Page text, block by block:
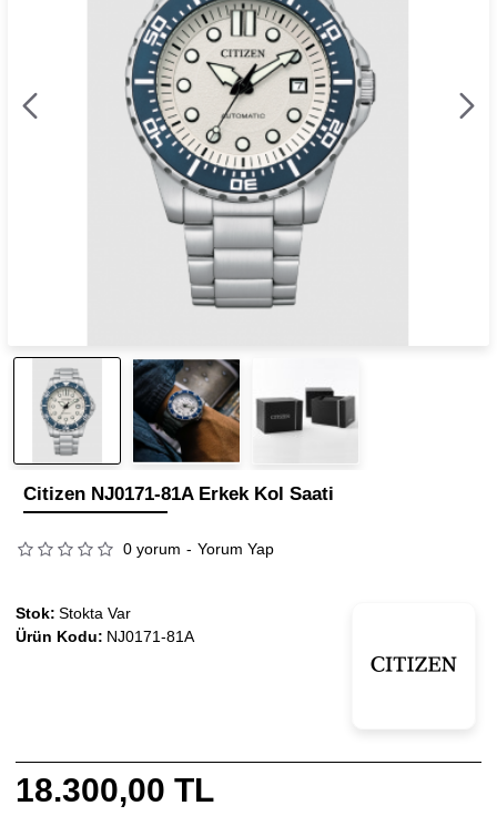
Citizen NJ0171-81A Erkek Kol Saati
0 yorum - Yorum Yap
18.300,00 TL
Stok: Stokta Var
Ürün Kodu: NJ0171-81A